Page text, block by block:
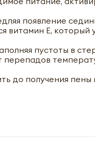
появление
Е, который
пустоты в
до получения